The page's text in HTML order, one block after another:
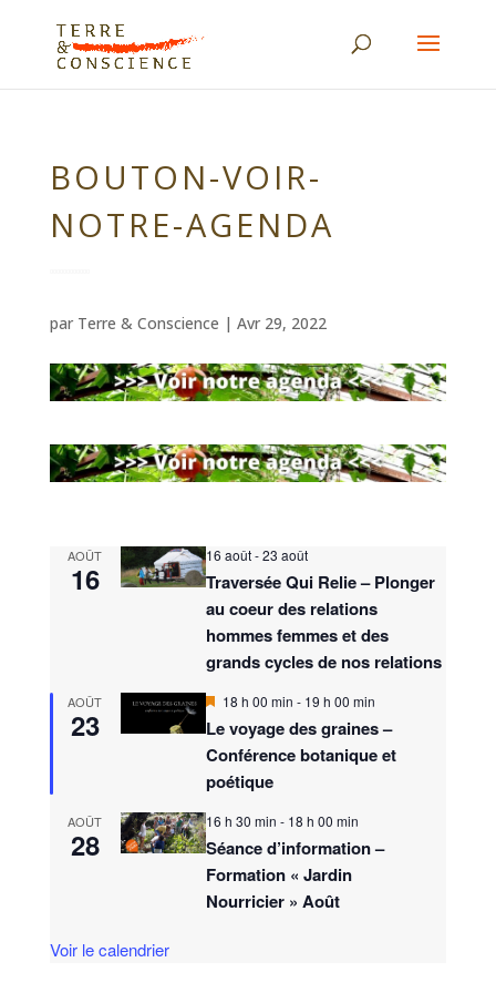
BOUTON-VOIR-
NOTRE-AGENDA
par Terre & Conscience | Avr 29, 2022
AOÛT
16
16 août-23 août
Traversée Qui Relie – Plonger
au coeur des relations
hommes femmes et des
grands cycles de nos relations
AOÛT
23
M
s
e
a
a
n
t
18 h 00 min - 19 h 00 min
Le voyage des graines –
Conférence botanique et
poétique
AOÛT
28
16 h 30 min - 18 h 00 min
Séance d’information –
Formation « Jardin
Nourricier » Août
Voir le calendrier